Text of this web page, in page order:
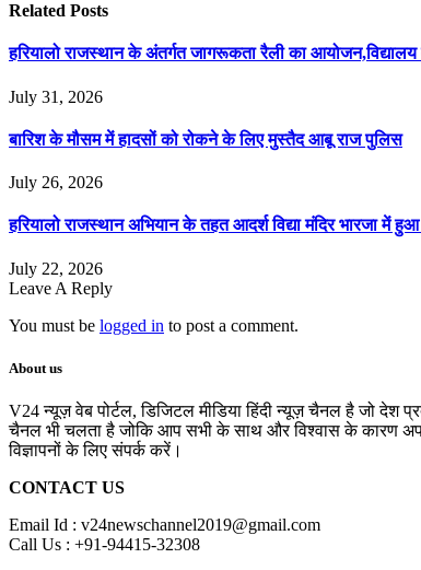
Related Posts
हरियालो राजस्थान के अंतर्गत जागरूकता रैली का
July 31, 2026
बारिश के मौसम में हादसों को रोकने के लिए मुस्तैद आबू राज पुलिस
July 26, 2026
हरियालो राजस्थान अभियान के तहत आदर्श विद्या मंदिर भारजा में हुआ
July 22, 2026
Leave A Reply
You must be logged in to post a comment.
About us
V24 न्यूज़ वेब पोर्टल, डिजिटल मीडिया हिंदी न्यूज़ चैनल है जो देश
चैनल भी चलता है जोकि आप सभी के साथ और विश्वास के कारण
विज्ञापनों के लिए संपर्क करें।
CONTACT US
Email Id : v24newschannel2019@gmail.com
Call Us : +91-94415-32308